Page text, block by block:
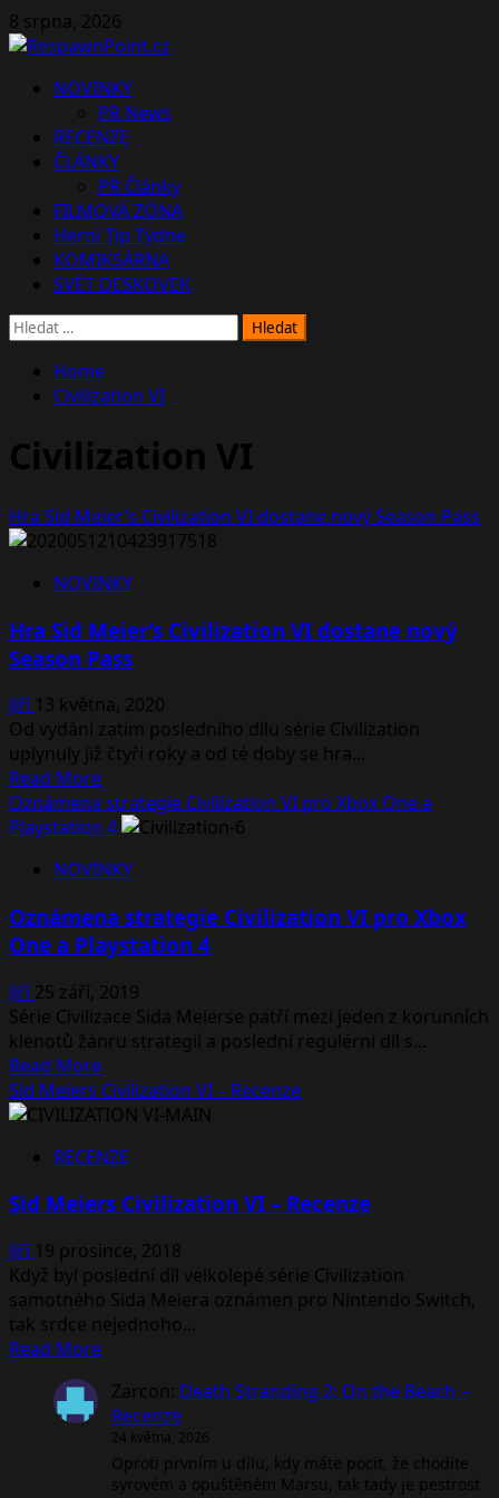
Skip
to
8 srpna, 2026
PrimaryNOVINKY
PR News
RECENZE
ČLÁNKY
PR Články
FILMOVÁ ZÓNA
Herní Tip Týdne
KOMIKSÁRNA
SVĚT DESKOVEK
Vyhledávání
Home
Civilization VI
Civilization VI
Hra Sid Meier’s Civilization VI dostane nový Season Pass
NOVINKY
Hra Sid Meier’s Civilization VI dostane nový
Season Pass
Jiří 13 května, 2020
Od vydání zatím posledního dílu série Civilization
uplynuly již čtyři roky a od té doby se hra...
Read MoreRead
more
about
Sid
Civilization
VI
nový
Season
Pass
Oznámena strategie Civilization VI pro Xbox One a
Playstation 4
NOVINKY
Oznámena strategie Civilization VI pro Xbox
One a Playstation 4
Jiří25 září, 2019
Série Civilizace Sida Meierse patří mezi jeden z korunních
klenotů žánru strategií a poslední regulérní díl s...
Read MoreRead
more
about
strategie
VI
Xbox
One
a
Playstation
4
Sid Meiers Civilization VI – Recenze
RECENZE
Sid Meiers Civilization VI – Recenze
Jiří 19 prosince, 2018
Když byl poslední díl velkolepé série Civilization
samotného Sida Meiera oznámen pro Nintendo Switch,
tak srdce nejednoho...
Read MoreRead
about
Sid
Meiers
Civilization
Zarcon: Death Stranding 2: On the Beach –
Recenze
24 května, 2026
Oproti prvním u dílu, kdy máte pocit, že chodíte
syrovém a opuštěném Marsu, tak tady je pestrost